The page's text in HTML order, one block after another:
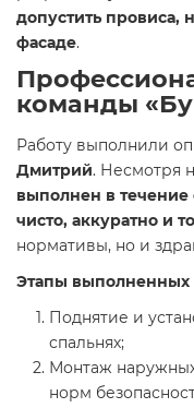
допустить провиса,
фасаде.
команды
Работу выполнили
Дмитрий. Несмотря
выполнен в течение
чисто, аккуратно и
нормативы, но и
Этапы выполненных
Поднятие и
спальнях;
Монтаж
норм